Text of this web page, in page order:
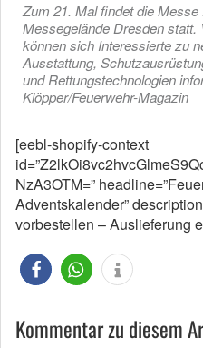
Zum 21. Mal findet die Messe
Messegelände Dresden statt.
können sich Interessierte zu
Ausstattung,
und Rettungstechnologien
Klöpper/Feuerwehr-Magazin
[eebl-shopify-context
NzA3OTM=”
Adventskalender”
vorbestellen – Auslieferung
Kommentar zu diesem